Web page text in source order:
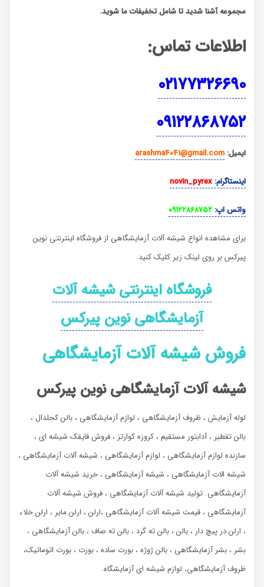
مجموعه آشنا شدید تا شامل تخفیفات ما شوید.
اطلاعات تماس:
۰۲۱۷۷۳۲۶۶۹۰
۰۹۱۲۲۸۶۸۷۵۲
ایمیل:
arashma4041@gmail.com
اینستاگرام:
novin_pyrex
واتس اپ: ۰۹۱۲۲۸۶۸۷۵۲
برای مشاهده انواع شیشه آلات آزمایشگاهی از فروشگاه اینترنتی نوین
پیرکس بر روی لینک زیر کلیک کنید.
فروشگاه اینترنتی شیشه آلات
آزمایشگاهی نوین پیرکس
فروش شیشه آلات آزمایشگاهی
شیشه آلات آزمایشگاهی نوین پیرکس
لوله آزمایش ، ظروف آزمایشگاهی ، لوازم آزمایشگاهی ، بالن کجلدال ،
بالن تقطیر ، آدابتور مستقیم ، کروزه کوارتز ، فروش قایقک شیشه ای ،
سازنده لوازم آزمایشگاهی ، لوازم آزمایشگاهی ، شیشه آلات آزمایشگاهی ،
شیشه الات آزمایشگاهی ، شیشه آزمایشگاهی ، خرید شیشه آلات
آزمایشگاهی. تولید شیشه آلات آزمایشگاهی ، فروش شیشه آلات
آزمایشگاهی ، قیمت شیشه آلات آزمایشگاهی ،ارلن ، ارلن مایر ، ارلن خلاء
، ارلن در پیچ دار ، بالن ، بالن ته گرد ، بالن ته صاف ، بالن آزمایشگاهی ،
بشر ، بشر آزمایشگاهی ، بالن ژوژه ، بورت ساده ، بورت ، بورت اتوماتیک،
ظروف آزمایشگاهی، لوازم شیشه ای آزمایشگاه.